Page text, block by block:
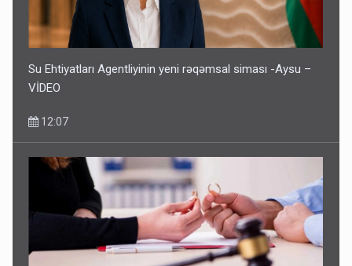
Su Ehtiyatları Agentliyinin yeni rəqəmsal siması -Aysu –
VİDEO
12:07